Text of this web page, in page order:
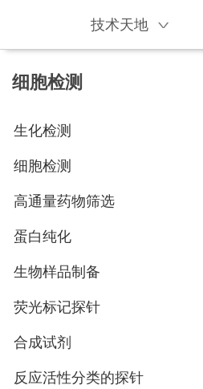
技术天地 V
细胞检测
生化检测
细胞检测
高通量药物筛选
蛋白纯化
生物样品制备
荧光标记探针
合成试剂
反应活性分类的探针